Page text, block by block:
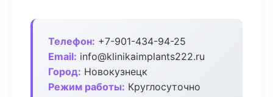
Телефон: +7-901-434-94-25
Email: info@klinikaimplants222.ru
Город: Новокузнецк
Режим работы: Круглосуточно